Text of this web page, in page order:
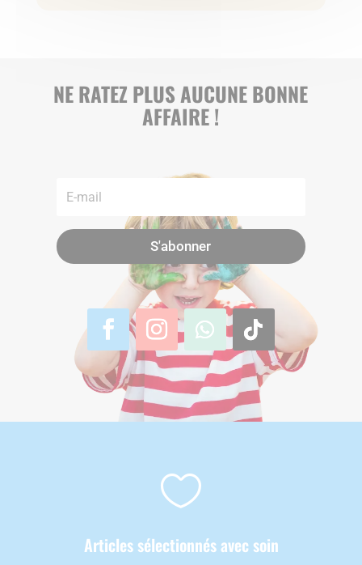
NE RATEZ PLUS AUCUNE BONNE
AFFAIRE !
S'abonner

Articles sélectionnés avec soin